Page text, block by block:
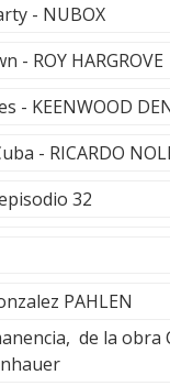
- NUBOX
- ROY HARGROVE
- KEENWOOD
- RICARDO
32
PAHLEN
de la obra